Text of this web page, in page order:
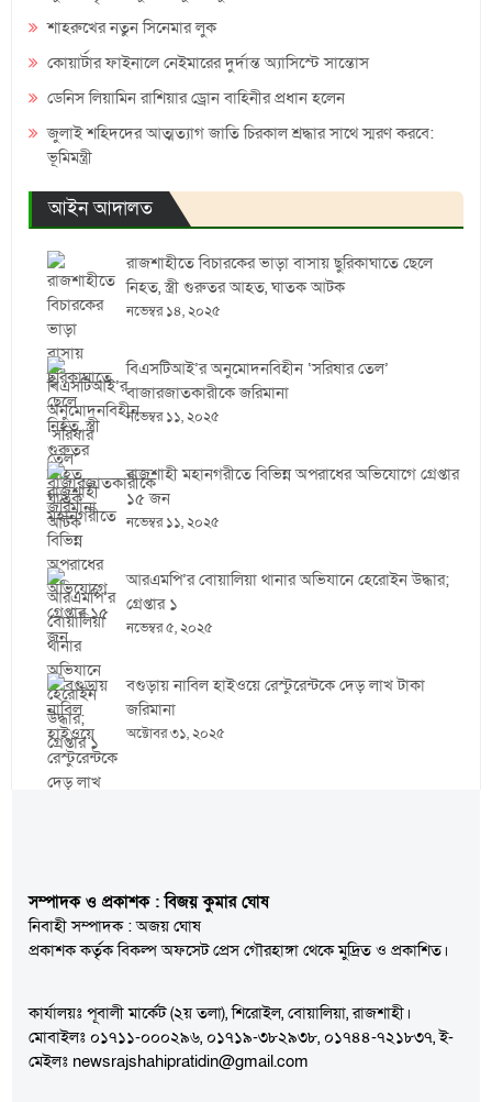
শাহরুখের নতুন সিনেমার লুক
কোয়ার্টার ফাইনালে নেইমারের দুর্দান্ত অ্যাসিস্টে সান্তোস
ডেনিস লিয়ামিন রাশিয়ার ড্রোন বাহিনীর প্রধান হলেন
জুলাই শহিদদের আত্মত্যাগ জাতি চিরকাল শ্রদ্ধার সাথে স্মরণ করবে:
ভূমিমন্ত্রী
আইন আদালত
রাজশাহীতে বিচারকের ভাড়া বাসায় ছুরিকাঘাতে ছেলে
নিহত, স্ত্রী গুরুতর আহত, ঘাতক আটক
নভেম্বর ১৪, ২০২৫
বিএসটিআই’র অনুমোদনবিহীন ‘সরিষার তেল’
বাজারজাতকারীকে জরিমানা
নভেম্বর ১১, ২০২৫
রাজশাহী মহানগরীতে বিভিন্ন অপরাধের অভিযোগে গ্রেপ্তার
১৫ জন
নভেম্বর ১১, ২০২৫
আরএমপি’র বোয়ালিয়া থানার অভিযানে হেরোইন উদ্ধার;
গ্রেপ্তার ১
নভেম্বর ৫, ২০২৫
বগুড়ায় নাবিল হাইওয়ে রেস্টুরেন্টকে দেড় লাখ টাকা
জরিমানা
অক্টোবর ৩১, ২০২৫
সম্পাদক ও প্রকাশক : বিজয় কুমার ঘোষ
নিবাহী সম্পাদক : অজয় ঘোষ
প্রকাশক কর্তৃক বিকল্প অফসেট প্রেস গৌরহাঙ্গা থেকে মুদ্রিত ও প্রকাশিত।
কার্যালয়ঃ পূবালী মার্কেট (২য় তলা), শিরোইল, বোয়ালিয়া, রাজশাহী।
মোবাইলঃ ০১৭১১-০০০২৯৬, ০১৭১৯-৩৮২৯৩৮, ০১৭৪৪-৭২১৮৩৭, ই-
মেইলঃ newsrajshahipratidin@gmail.com